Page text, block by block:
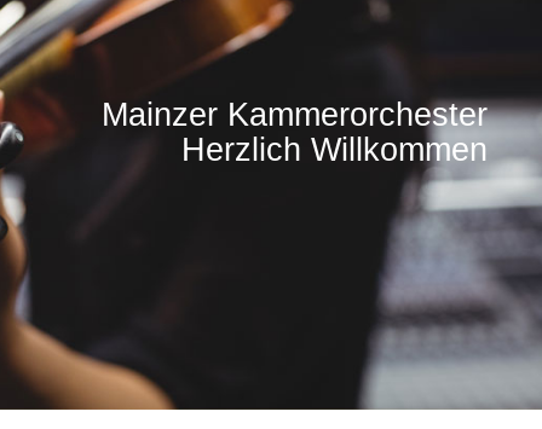
Mainzer Kammerorchester
Herzlich Willkommen